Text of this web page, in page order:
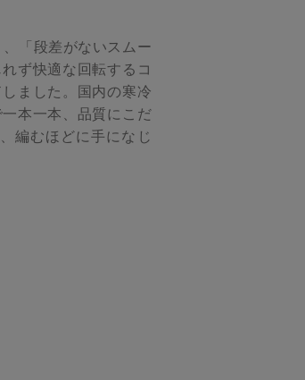
「段差がないスムー
ず快適な回転するコ
ました。国内の寒冷
本一本、品質にこだ
編むほどに手になじ